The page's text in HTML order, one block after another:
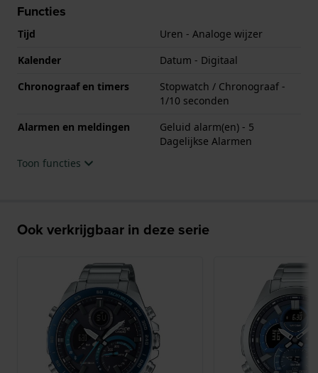
Functies
Tijd
Uren - Analoge wijzer
Kalender
Datum - Digitaal
Chronograaf en timers
Stopwatch / Chronograaf -
1/10 seconden
Alarmen en meldingen
Geluid alarm(en) - 5
Dagelijkse Alarmen
Toon functies
Ook verkrijgbaar in deze serie